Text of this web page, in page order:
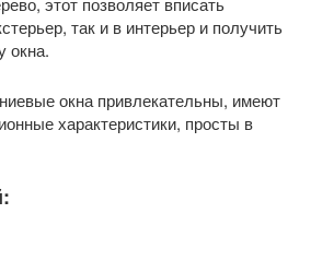
так и в интерьер и получить
окна.
окна привлекательны, имеют
характеристики, просты в